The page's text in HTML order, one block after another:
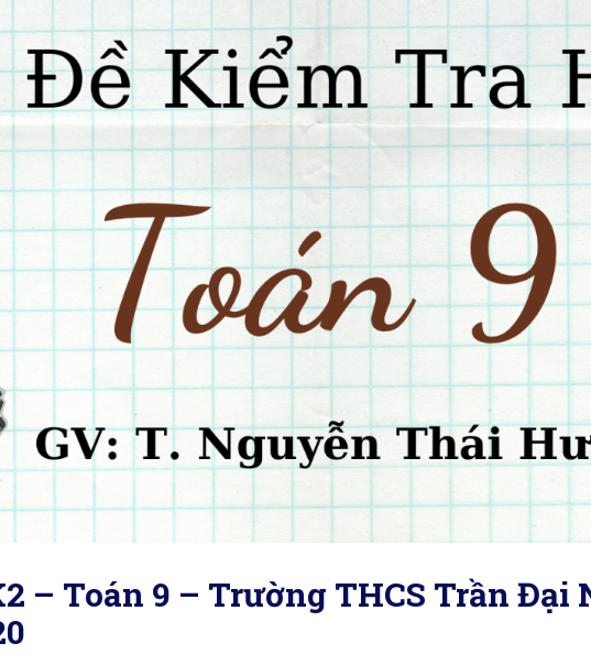
– Toán 9 – Trường THCS Trần Đại